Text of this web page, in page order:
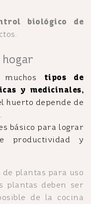
biológico de
tipos de
y medicinales,
huerto depende de
básico para lograr
productividad y
plantas para uso
plantas deben ser
de la cocina